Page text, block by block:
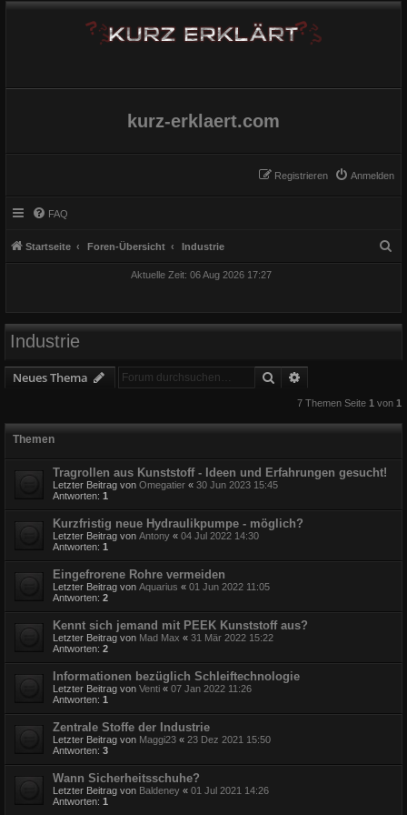
kurz-erklaert.com
Anmelden
Registrieren
FAQ
Startseite Foren-Übersicht Industrie
Aktuelle Zeit: 06 Aug 2026 17:27
Industrie
Neues Thema Suche
7 Themen Seite 1 von 1
Themen
Tragrollen aus Kunststoff - Ideen und Erfahrungen gesucht!
Letzter Beitrag von Omegatier « 30 Jun 2023 15:45
Antworten: 1
Kurzfristig neue Hydraulikpumpe - möglich?
Letzter Beitrag von Antony « 04 Jul 2022 14:30
Antworten: 1
Eingefrorene Rohre vermeiden
Letzter Beitrag von Aquarius « 01 Jun 2022 11:05
Antworten: 2
Kennt sich jemand mit PEEK Kunststoff aus?
Letzter Beitrag von Mad Max « 31 Mär 2022 15:22
Antworten: 2
Informationen bezüglich Schleiftechnologie
Letzter Beitrag von Venti « 07 Jan 2022 11:26
Antworten: 1
Zentrale Stoffe der Industrie
Letzter Beitrag von Maggi23 « 23 Dez 2021 15:50
Antworten: 3
Wann Sicherheitsschuhe?
Letzter Beitrag von Baldeney « 01 Jul 2021 14:26
Antworten: 1